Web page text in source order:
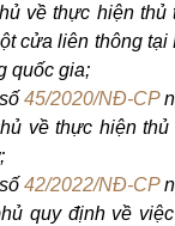
về thực hiện thủ
cửa liên thông tại
quốc gia;
45/2020/NĐ-CP
về thực hiện
42/2022/NĐ-CP
quy định về